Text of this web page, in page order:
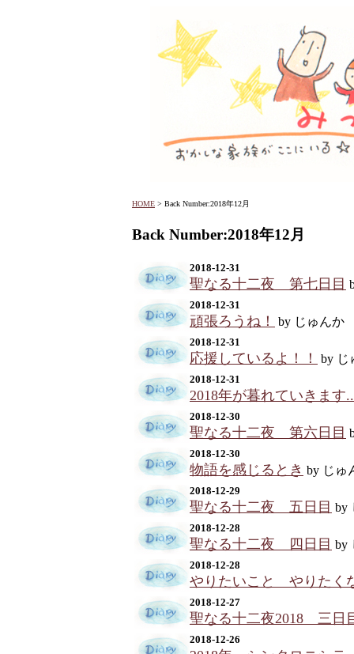
HOME > Back Number:2018年12月
Back Number:2018年12月
2018-12-31
聖なる十二夜 第七日目
2018-12-31
頑張ろうね！ by じゅんか
2018-12-31
応援しているよ！！ by じ
2018-12-31
2018年が暮れていきます
2018-12-30
聖なる十二夜 第六日目
2018-12-30
物語を感じるとき by じゅ
2018-12-29
聖なる十二夜 五日目 by
2018-12-28
聖なる十二夜 四日目 by
2018-12-28
やりたいこと やりたく
2018-12-27
聖なる十二夜2018 三日
2018-12-26